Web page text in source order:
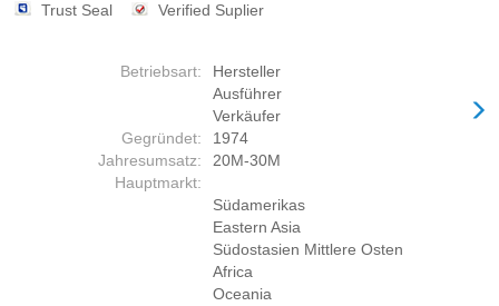
Trust Seal
Verified Suplier
Betriebsart:
Hersteller
Ausführer
Verkäufer
Gegründet:
1974
Jahresumsatz:
20M-30M
Hauptmarkt:
Südamerikas
Eastern Asia
Südostasien Mittlere Osten
Africa
Oceania